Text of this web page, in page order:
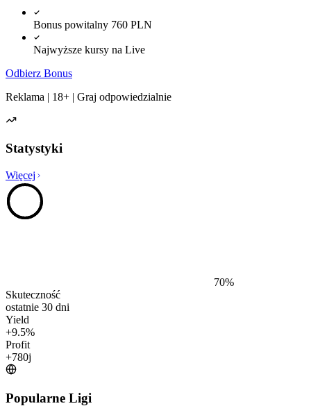
Bonus powitalny 760 PLN
Najwyższe kursy na Live
Odbierz Bonus
Reklama | 18+ | Graj odpowiedzialnie
Statystyki
Więcej
70%
Skuteczność
ostatnie 30 dni
Yield
+9.5%
Profit
+780j
Popularne Ligi